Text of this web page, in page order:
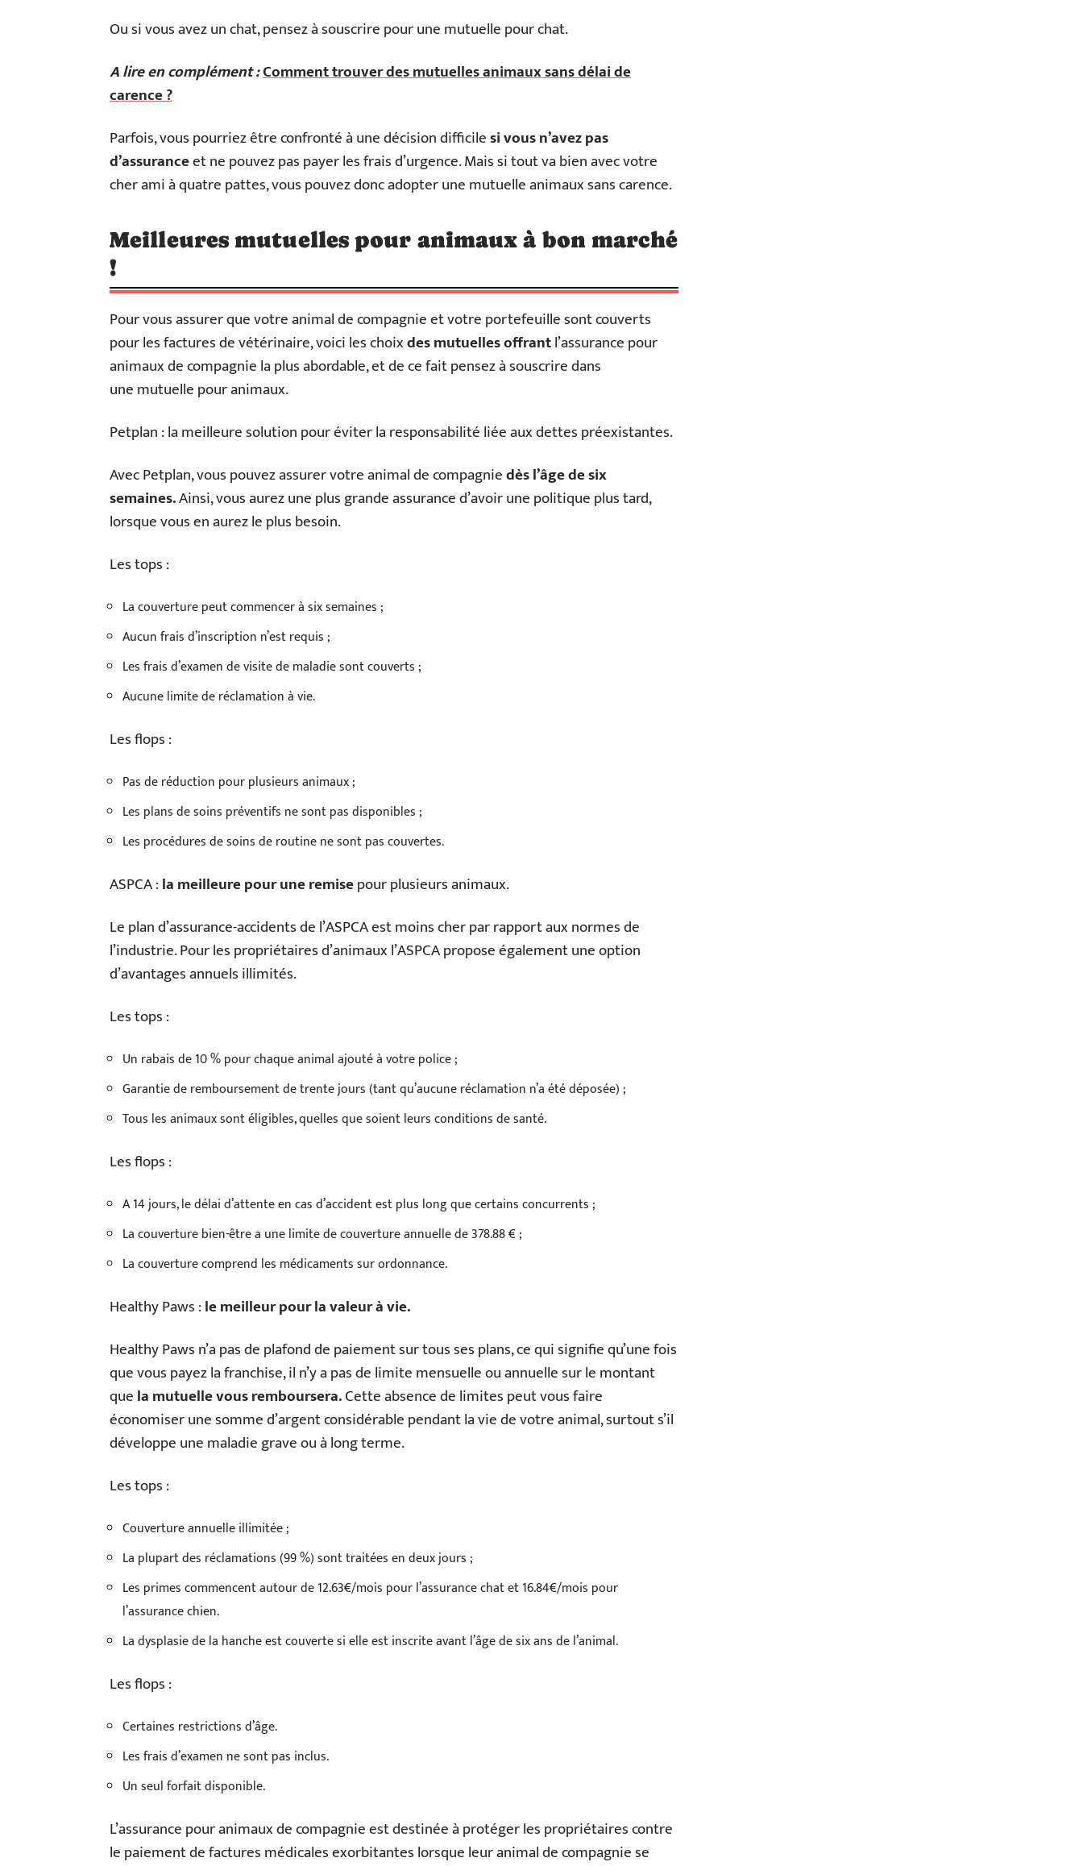
Ou si vous avez un chat, pensez à souscrire pour une mutuelle pour chat.
A lire en complément :Comment trouver des mutuelles animaux sans délai de
carence ?
Parfois, vous pourriez être confronté à une décision difficilesi vous n’avez pas
d’assuranceet ne pouvez pas payer les frais d’urgence. Mais si tout va bien avec votre
cher ami à quatre pattes, vous pouvez donc adopter une mutuelle animaux sans carence.
Meilleures mutuelles pour animaux à bon marché
!
Pour vous assurer que votre animal de compagnie et votre portefeuille sont couverts
pour les factures de vétérinaire, voici les choixdes mutuelles offrantl’assurance pour
animaux de compagnie la plus abordable, et de ce fait pensez à souscrire dans
une mutuelle pour animaux.
Petplan : la meilleure solution pour éviter la responsabilité liée aux dettes préexistantes.
Avec Petplan, vous pouvez assurer votre animal de compagniedès l’âge de six
semaines.Ainsi, vous aurez une plus grande assurance d’avoir une politique plus tard,
lorsque vous en aurez le plus besoin.
Les tops :
La couverture peut commencer à six semaines ;
Aucun frais d’inscription n’est requis ;
Les frais d’examen de visite de maladie sont couverts ;
Aucune limite de réclamation à vie.
Les flops :
Pas de réduction pour plusieurs animaux ;
Les plans de soins préventifs ne sont pas disponibles ;
Les procédures de soins de routine ne sont pas couvertes.
ASPCA :la meilleure pour une remisepour plusieurs animaux.
Le plan d’assurance-accidents de l’ASPCA est moins cher par rapport aux normes de
l’industrie. Pour les propriétaires d’animaux l’ASPCA propose également une option
d’avantages annuels illimités.
Les tops :
Un rabais de 10 % pour chaque animal ajouté à votre police ;
Garantie de remboursement de trente jours (tant qu’aucune réclamation n’a été déposée) ;
Tous les animaux sont éligibles, quelles que soient leurs conditions de santé.
Les flops :
A 14 jours, le délai d’attente en cas d’accident est plus long que certains concurrents ;
La couverture bien-être a une limite de couverture annuelle de 378.88 € ;
La couverture comprend les médicaments sur ordonnance.
Healthy Paws :le meilleur pour la valeur à vie.
Healthy Paws n’a pas de plafond de paiement sur tous ses plans, ce qui signifie qu’une fois
que vous payez la franchise, il n’y a pas de limite mensuelle ou annuelle sur le montant
quela mutuelle vous remboursera.Cette absence de limites peut vous faire
économiser une somme d’argent considérable pendant la vie de votre animal, surtout s’il
développe une maladie grave ou à long terme.
Les tops :
Couverture annuelle illimitée ;
La plupart des réclamations (99 %) sont traitées en deux jours ;
Les primes commencent autour de 12.63€/mois pour l’assurance chat et 16.84€/mois pour
l’assurance chien.
La dysplasie de la hanche est couverte si elle est inscrite avant l’âge de six ans de l’animal.
Les flops :
Certaines restrictions d’âge.
Les frais d’examen ne sont pas inclus.
Un seul forfait disponible.
L’assurance pour animaux de compagnie est destinée à protéger les propriétaires contre
le paiement de factures médicales exorbitantes lorsque leur animal de compagnie se